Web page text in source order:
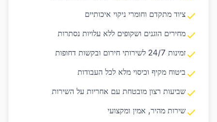
ציוד מתקדם וחומרי ניקוי איכותיים
מחירים הוגנים ושקופים ללא עלויות נסתרות
זמינות 24/7 לשירותי חירום ובקשות דחופות
ביטוח מקיף וכיסוי מלא לכל העבודות
שביעות רצון מובטחת עם אחריות על השירות
שירות מהיר, אמין ומקצועי